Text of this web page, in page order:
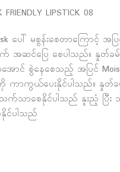
LIPSTICK 08
ပေါ် မစွန်းစေတာကြောင့် အပ
င်ပြေ စေပါသည်။ နှုတ်ခမ်း
ောင် စွဲနေစေသည့် အပြင်
ကာကွယ်ပေးနိုင်ပါသည်။ နှုတ်ခမ်
က်သာစေနိုင်ပါသည် နူးညံ့ ပြီ
နိုင်ပါသည်